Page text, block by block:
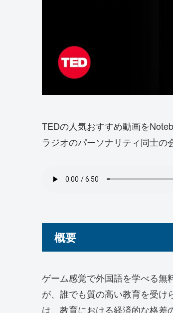
TEDの人気おすすめ動画を
ラジオのパーソナリティ同士の
概要
ゲーム感覚で外国語を学べる無
が、誰でも質の高い教育を受け
は、教育における経済的な格差